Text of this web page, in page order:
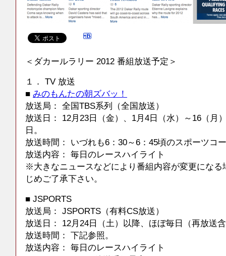
＜ダカールラリー 2012 番組放送予定＞
１． TV 放送
■ みのもんたの朝ズバッ！
放送局： 全国TBS系列（全国放送）
放送日： 12月23日（金）、1月4日（水）～16（月
日。
放送時間： いづれも6：30～6：45頃のスポーツコ
放送内容： 毎日のレースハイライト
※大きなニュースなどにより番組内容が変更になる
じめご了承下さい。
■ JSPORTS
放送局： JSPORTS（有料CS放送）
放送日： 12月24日（土）以降、ほぼ毎日（再放送
放送時間： 下記参照。
放送内容： 毎日のレースハイライト